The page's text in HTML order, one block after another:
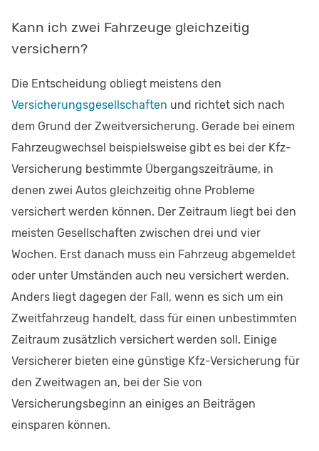
Kann ich zwei Fahrzeuge gleichzeitig
versichern?
Die Entscheidung obliegt meistens den
Versicherungsgesellschaften und richtet sich nach
dem Grund der Zweitversicherung. Gerade bei einem
Fahrzeugwechsel beispielsweise gibt es bei der Kfz-
Versicherung bestimmte Übergangszeiträume, in
denen zwei Autos gleichzeitig ohne Probleme
versichert werden können. Der Zeitraum liegt bei den
meisten Gesellschaften zwischen drei und vier
Wochen. Erst danach muss ein Fahrzeug abgemeldet
oder unter Umständen auch neu versichert werden.
Anders liegt dagegen der Fall, wenn es sich um ein
Zweitfahrzeug handelt, dass für einen unbestimmten
Zeitraum zusätzlich versichert werden soll. Einige
Versicherer bieten eine günstige Kfz-Versicherung für
den Zweitwagen an, bei der Sie von
Versicherungsbeginn an einiges an Beiträgen
einsparen können.